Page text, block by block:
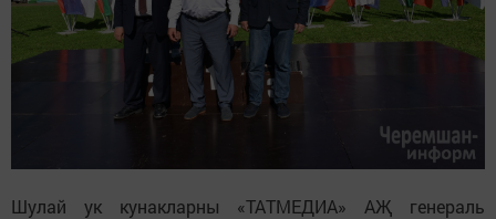
Шулай ук кунакларны «ТАТМЕДИА» АҖ генераль